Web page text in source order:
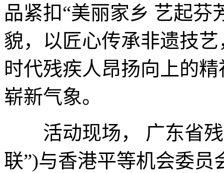
品紧扣“美丽家乡 艺起芬
貌，以匠心传承非遗技
时代残疾人昂扬向上的
崭新气象。
活动现场， 广东省残
联”)与香港平等机会委